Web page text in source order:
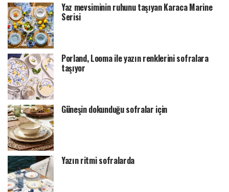
Yaz mevsiminin ruhunu taşıyan Karaca Marine
Serisi
Porland, Looma ile yazın renklerini sofralara
taşıyor
Güneşin dokunduğu sofralar için
Yazın ritmi sofralarda